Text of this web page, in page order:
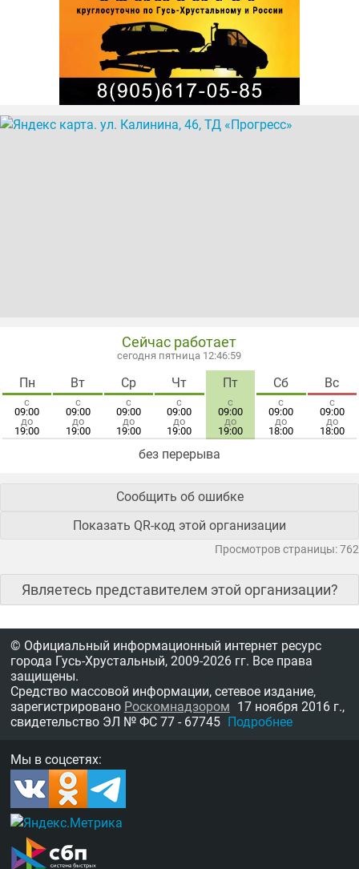
Сейчас работает
сегодня пятница 12:47:00
Пн
с
09:00
до
19:00
Вт
с
09:00
до
19:00
Ср
с
09:00
до
19:00
Чт
с
09:00
до
19:00
Пт
с
09:00
до
19:00
Сб
с
09:00
до
18:00
Вс
с
09:00
до
18:00
без перерыва
Сообщить об ошибке
Показать QR-код этой организации
Просмотров страницы: 762
Являетесь представителем этой организации?
© Официальный информационный интернет ресурс
города Гусь-Хрустальный, 2009-2026 гг. Все права
защищены.
Средство массовой информации, сетевое издание,
зарегистрировано Роскомнадзором 17 ноября 2016 г.,
свидетельство ЭЛ № ФС 77 - 67745 Подробнее
Мы в соцсетях: